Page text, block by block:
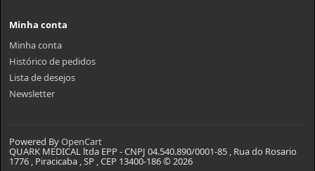
Minha conta
Minha conta
Histórico de pedidos
Lista de desejos
Newsletter
Powered ByOpenCart
QUARK MEDICAL ltda EPP - CNPJ 04.540.890/0001-85 , Rua do Rosario
1776 , Piracicaba , SP , CEP 13400-186 © 2026